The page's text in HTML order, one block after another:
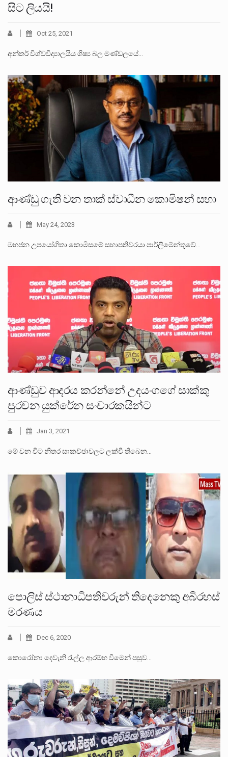
සිට ලියයි!
Oct 25, 2021
අන්තර් විශ්වවිද්‍යාලයීය ශිෂ්‍ය බල මණ්ඩලයේ…
ආණ්ඩු ගැති වන තාක් ස්වාධීන කොමිෂන් සභා
May 24, 2023
මහජන උපයෝගිතා කොමිසමේ සභාපතිවරයා පාර්ලිමේන්තුවේ…
ආණ්ඩුව ආදරය කරන්නේ උදයංගගේ සාක්කු
පුරවන යුක්රේන සංචාරකයින්ට
Jan 3, 2021
මේ වන විට නිතර සාකච්ඡාවලට ලක්වී තිබෙන…
පොලිස් ස්ථානාධිපතිවරුන් තිදෙනෙකු අබිරහස්
මරණය
Dec 6, 2020
කොරෝනා ‌දෙවැනි රැල්ල ආරම්භ වීමෙන් පසුව…